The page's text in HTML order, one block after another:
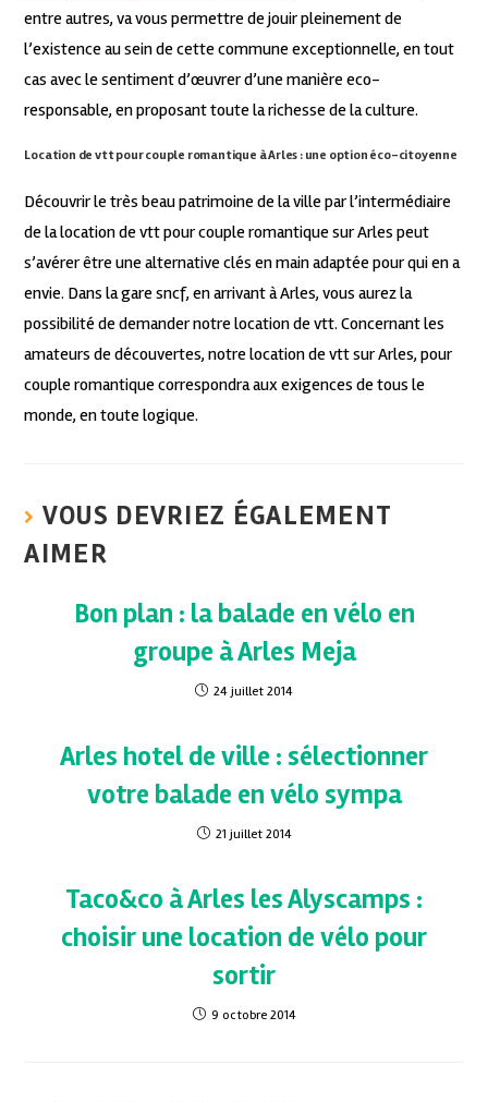
entre autres, va vous permettre de jouir pleinement de
l’existence au sein de cette commune exceptionnelle, en tout
cas avec le sentiment d’œuvrer d’une manière eco-
responsable, en proposant toute la richesse de la culture.
Location de vtt pour couple romantique à Arles : une option éco-citoyenne
Découvrir le très beau patrimoine de la ville par l’intermédiaire
de la location de vtt pour couple romantique sur Arles peut
s’avérer être une alternative clés en main adaptée pour qui en a
envie. Dans la gare sncf, en arrivant à Arles, vous aurez la
possibilité de demander notre location de vtt. Concernant les
amateurs de découvertes, notre location de vtt sur Arles, pour
couple romantique correspondra aux exigences de tous le
monde, en toute logique.
VOUS DEVRIEZ ÉGALEMENT
AIMER
Bon plan : la balade en vélo en
groupe à Arles Meja
24 juillet 2014
Arles hotel de ville : sélectionner
votre balade en vélo sympa
21 juillet 2014
Taco&co à Arles les Alyscamps :
choisir une location de vélo pour
sortir
9 octobre 2014